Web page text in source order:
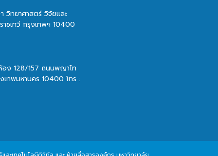
วิทยาศาสตร์ วิจัยและ
ชเทวี กรุงเทพฯ 10400
อง 128/157 ถนนพญาไท
เทพมหานคร 10400 โทร :